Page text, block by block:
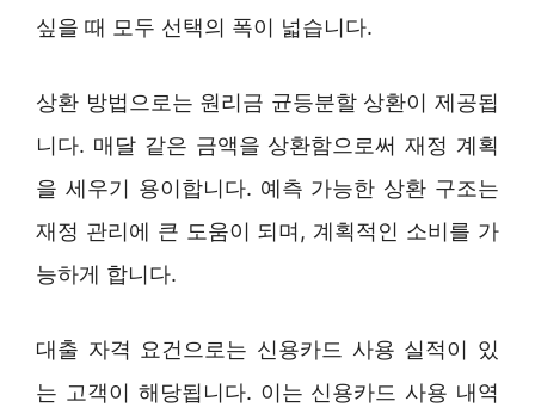
싶을 때 모두 선택의 폭이 넓습니다.
상환 방법으로는 원리금 균등분할 상환이 제공됩
니다. 매달 같은 금액을 상환함으로써 재정 계획
을 세우기 용이합니다. 예측 가능한 상환 구조는
재정 관리에 큰 도움이 되며, 계획적인 소비를 가
능하게 합니다.
대출 자격 요건으로는 신용카드 사용 실적이 있
는 고객이 해당됩니다. 이는 신용카드 사용 내역